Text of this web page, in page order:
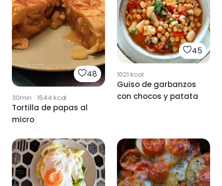
48
30min · 1544 kcal
Tortilla de papas al
micro
45
1021 kcal
Guiso de garbanzos
con chocos y patata